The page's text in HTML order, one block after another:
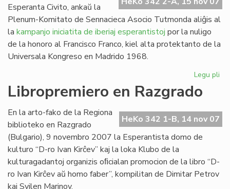
Esperanta Civito, ankaŭ la
Plenum-Komitato de Sennacieca Asocio Tutmonda aliĝis al
la kampanjo iniciatita de iberiaj esperantistoj por la nuligo
de la honoro al Francisco Franco, kiel alta protektanto de la
Universala Kongreso en Madrido 1968.
Legu pli
Libropremiero en Razgrado
HeKo 342 1-B, 14 nov 07
En la arto-fako de la Regiona
biblioteko en Razgrado
(Bulgario), 9 novembro 2007 la Esperantista domo de
kulturo “D-ro Ivan Kirĉev” kaj la loka Klubo de la
kulturagadantoj organizis oﬁcialan promocion de la libro “D-
ro Ivan Kirĉev aŭ homo faber”, kompilitan de Dimitar Petrov
kaj Svilen Marinov.